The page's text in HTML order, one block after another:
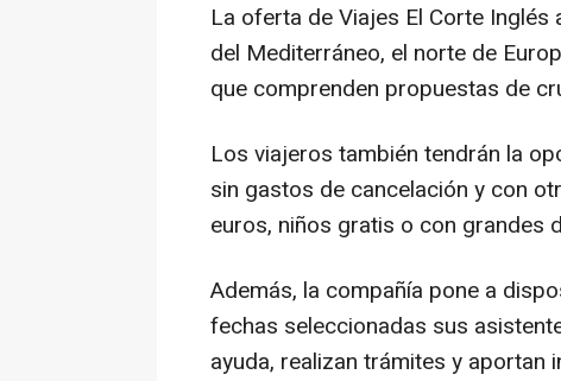
La oferta de Viajes El Corte
del Mediterráneo, el norte de
que comprenden propuestas de
Los viajeros también tendrán la
sin gastos de cancelación y con
euros, niños gratis o con grandes
Además, la compañía pone a
fechas seleccionadas sus
ayuda, realizan trámites y